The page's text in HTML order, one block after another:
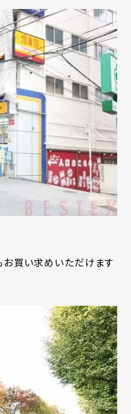
買い求めいただけます